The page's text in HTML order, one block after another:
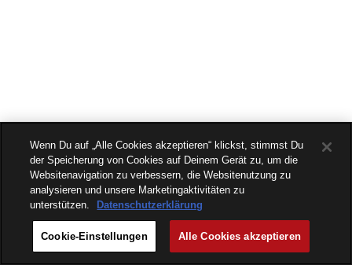
Wenn Du auf „Alle Cookies akzeptieren“ klickst, stimmst Du
der Speicherung von Cookies auf Deinem Gerät zu, um die
Websitenavigation zu verbessern, die Websitenutzung zu
analysieren und unsere Marketingaktivitäten zu
unterstützen.
Datenschutzerklärung
Cookie-Einstellungen Alle Cookies akzeptieren